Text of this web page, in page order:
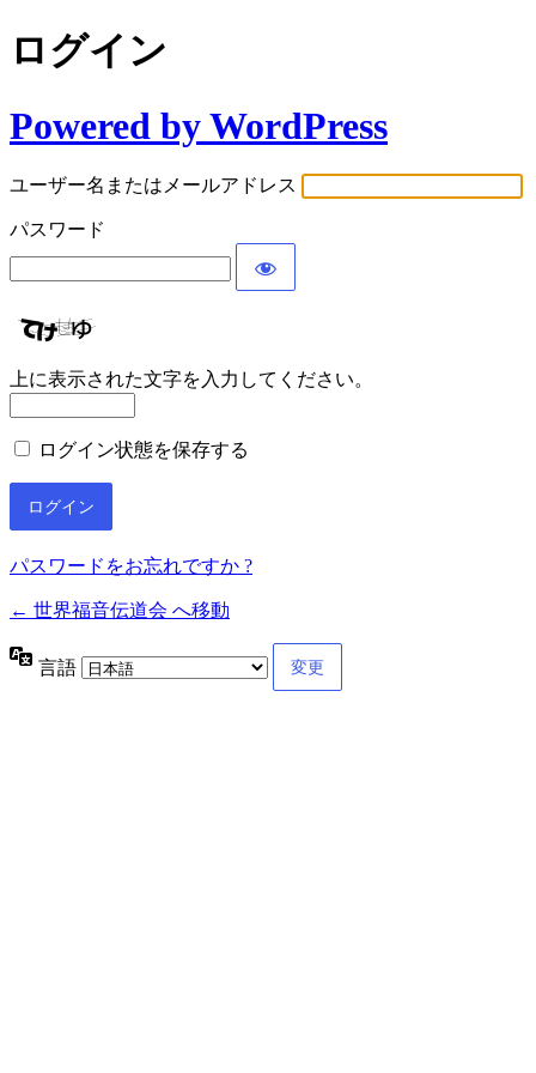
ログイン
Powered by WordPress
ユーザー名またはメールアドレス
パスワード
上に表示された文字を入力してください。
ログイン状態を保存する
パスワードをお忘れですか ?
← 世界福音伝道会 へ移動
言語